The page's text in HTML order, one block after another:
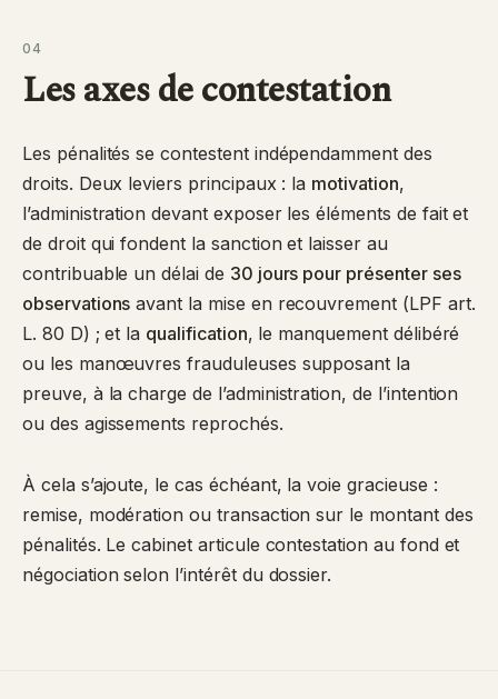
04
Les axes de contestation
Les pénalités se contestent indépendamment des
droits. Deux leviers principaux : la motivation,
l’administration devant exposer les éléments de fait et
de droit qui fondent la sanction et laisser au
contribuable un délai de 30 jours pour présenter ses
observations avant la mise en recouvrement (LPF art.
L. 80 D) ; et la qualification, le manquement délibéré
ou les manœuvres frauduleuses supposant la
preuve, à la charge de l’administration, de l’intention
ou des agissements reprochés.
À cela s’ajoute, le cas échéant, la voie gracieuse :
remise, modération ou transaction sur le montant des
pénalités. Le cabinet articule contestation au fond et
négociation selon l’intérêt du dossier.